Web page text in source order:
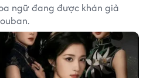
ngữ đang được khán giả